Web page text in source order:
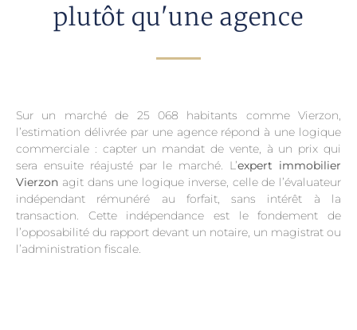
plutôt qu'une agence
Sur un marché de 25 068 habitants comme Vierzon,
l’estimation délivrée par une agence répond à une logique
commerciale : capter un mandat de vente, à un prix qui
sera ensuite réajusté par le marché. L’expert immobilier
Vierzon agit dans une logique inverse, celle de l’évaluateur
indépendant rémunéré au forfait, sans intérêt à la
transaction. Cette indépendance est le fondement de
l’opposabilité du rapport devant un notaire, un magistrat ou
l’administration fiscale.